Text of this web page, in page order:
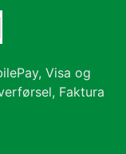
Visa og
Faktura